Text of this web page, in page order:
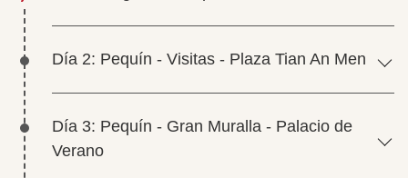
Día 2: Pequín - Visitas - Plaza Tian An Men
Día 3: Pequín - Gran Muralla - Palacio de
Verano